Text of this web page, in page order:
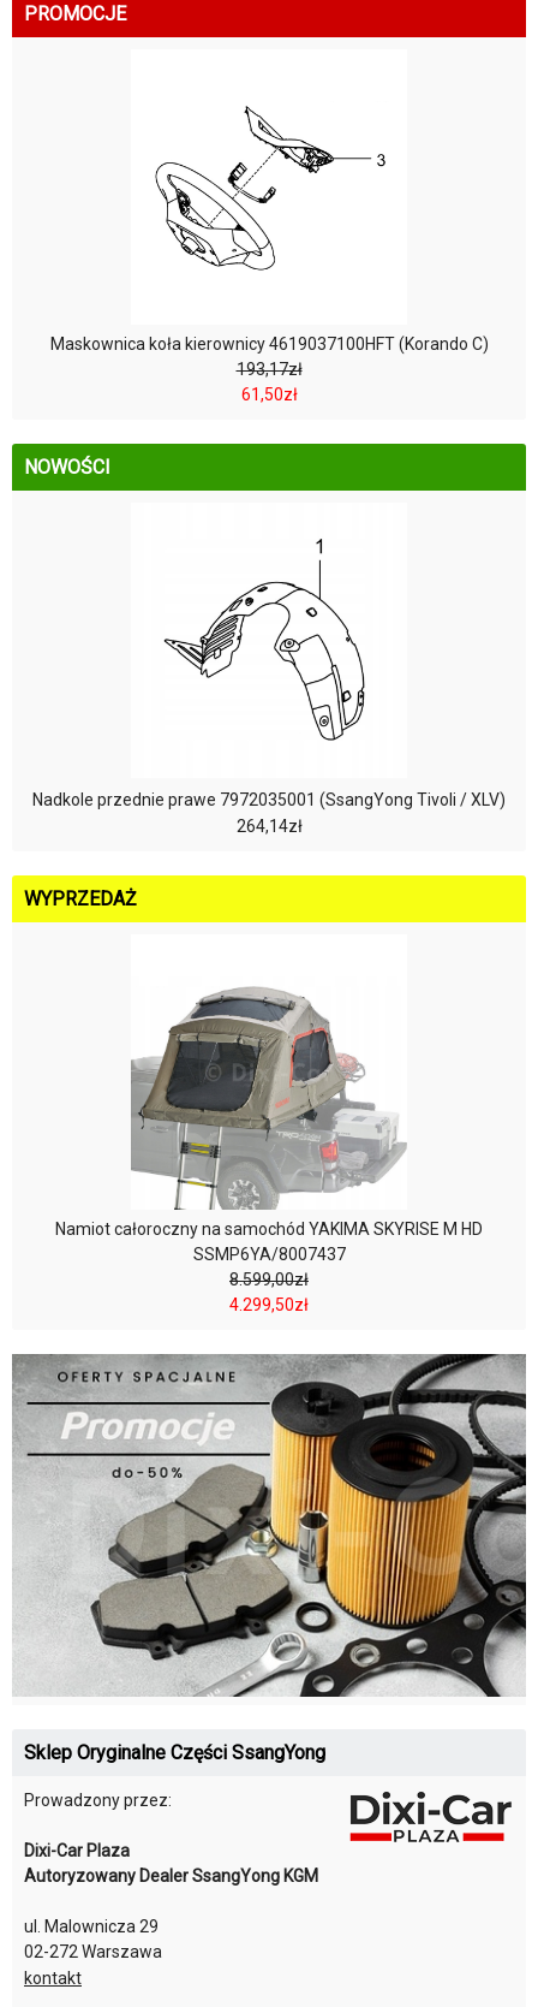
PROMOCJE
Maskownica koła kierownicy 4619037100HFT (Korando C)
193,17zł
61,50zł
NOWOŚCI
Nadkole przednie prawe 7972035001 (SsangYong Tivoli / XLV)
264,14zł
WYPRZEDAŻ
Namiot całoroczny na samochód YAKIMA SKYRISE M HD
SSMP6YA/8007437
8.599,00zł
4.299,50zł
Sklep Oryginalne Części SsangYong
Prowadzony przez:
Dixi-Car Plaza
Autoryzowany Dealer SsangYong KGM
ul. Malownicza 29
02-272 Warszawa
kontakt